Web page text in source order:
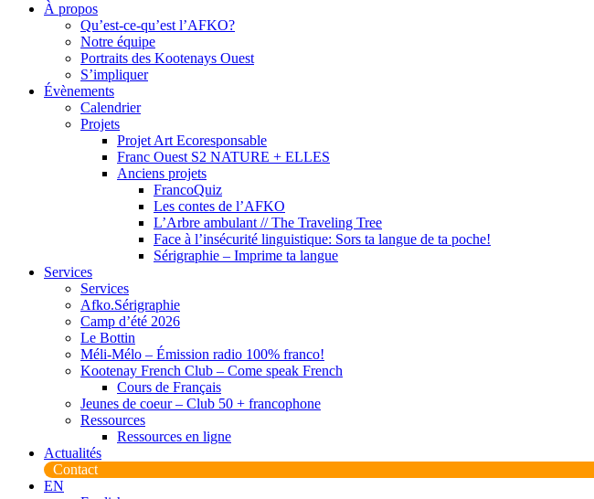
À propos
Qu’est-ce-qu’est l’AFKO?
Notre équipe
Portraits des Kootenays Ouest
S’impliquer
Évènements
Calendrier
Projets
Projet Art Ecoresponsable
Franc Ouest S2 NATURE + ELLES
Anciens projets
FrancoQuiz
Les contes de l’AFKO
L’Arbre ambulant // The Traveling Tree
Face à l’insécurité linguistique: Sors ta langue de ta poche!
Sérigraphie – Imprime ta langue
Services
Services
Afko.Sérigraphie
Camp d’été 2026
Le Bottin
Méli-Mélo – Émission radio 100% franco!
Kootenay French Club – Come speak French
Cours de Français
Jeunes de coeur – Club 50 + francophone
Ressources
Ressources en ligne
Actualités
Contact
EN